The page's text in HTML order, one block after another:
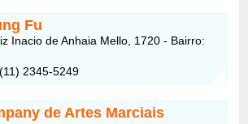
Fu
Inacio de Anhaia Mello, 1720 - Bairro:
2345-5249
de Artes Marciais